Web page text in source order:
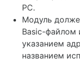
PC.
Модуль
Basic-файлом
указанием
названием